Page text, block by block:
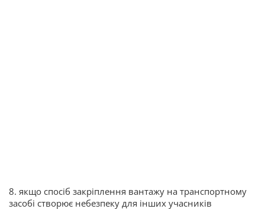
8. якщо спосіб закріплення вантажу на транспортному
засобі створює небезпеку для інших учасників